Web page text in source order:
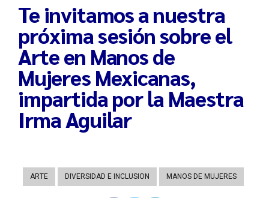
Te invitamos a nuestra
próxima sesión sobre el
Arte en Manos de
Mujeres Mexicanas,
impartida por la Maestra
Irma Aguilar
ARTE DIVERSIDAD E INCLUSION MANOS DE MUJERES